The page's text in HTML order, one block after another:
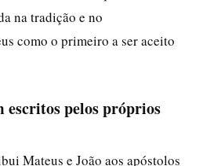
na tradição e no
como o primeiro a ser aceito
escritos pelos próprios
Mateus e João aos apóstolos